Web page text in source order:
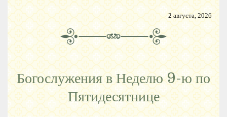
2 августа, 2026
Богослужения в Неделю 9-ю по
Пятидесятнице